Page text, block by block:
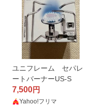
ユニフレーム セパレ
ートバーナーUS-S
7,500円
Yahoo!フリマ